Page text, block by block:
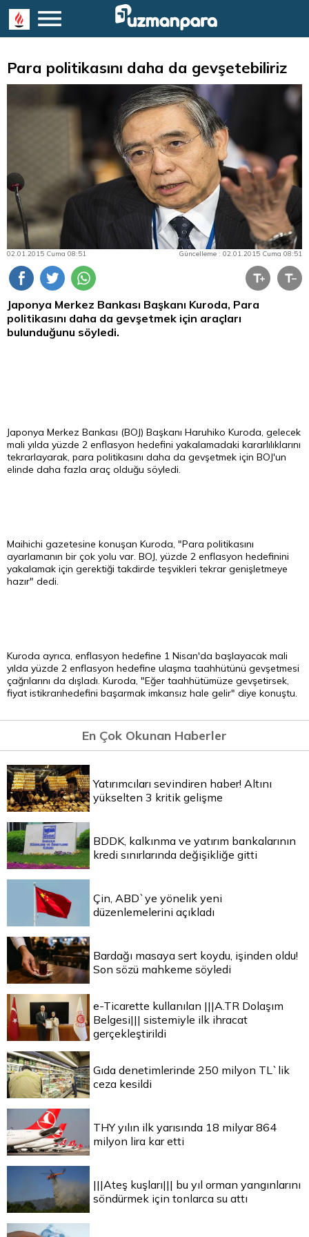
Para politikasını daha da gevşetebiliriz
02.01.2015 Cuma 08:51 Güncelleme : 02.01.2015 Cuma 08:51
Japonya Merkez Bankası Başkanı Kuroda, Para
politikasını daha da gevşetmek için araçları
bulunduğunu söyledi.
Japonya Merkez Bankası (BOJ) Başkanı Haruhiko Kuroda, gelecek
mali yılda yüzde 2 enflasyon hedefini yakalamadaki kararlılıklarını
tekrarlayarak, para politikasını daha da gevşetmek için BOJ'un
elinde daha fazla araç olduğu söyledi.
Maihichi gazetesine konuşan Kuroda, "Para politikasını
ayarlamanın bir çok yolu var. BOJ, yüzde 2 enflasyon hedefinini
yakalamak için gerektiği takdirde teşvikleri tekrar genişletmeye
hazır" dedi.
Kuroda ayrıca, enflasyon hedefine 1 Nisan'da başlayacak mali
yılda yüzde 2 enflasyon hedefine ulaşma taahhütünü gevşetmesi
çağrılarını da dışladı. Kuroda, "Eğer taahhütümüze gevşetirsek,
fiyat istikrarıhedefini başarmak imkansız hale gelir" diye konuştu.
En Çok Okunan Haberler
Yatırımcıları sevindiren haber! Altını
yükselten 3 kritik gelişme
BDDK, kalkınma ve yatırım bankalarının
kredi sınırlarında değişikliğe gitti
Çin, ABD`ye yönelik yeni
düzenlemelerini açıkladı
Bardağı masaya sert koydu, işinden oldu!
Son sözü mahkeme söyledi
e-Ticarette kullanılan |||A.TR Dolaşım
Belgesi||| sistemiyle ilk ihracat
gerçekleştirildi
Gıda denetimlerinde 250 milyon TL`lik
ceza kesildi
THY yılın ilk yarısında 18 milyar 864
milyon lira kar etti
|||Ateş kuşları||| bu yıl orman yangınlarını
söndürmek için tonlarca su attı